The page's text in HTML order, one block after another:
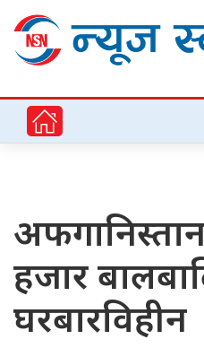
हजार
घरबारविहीन